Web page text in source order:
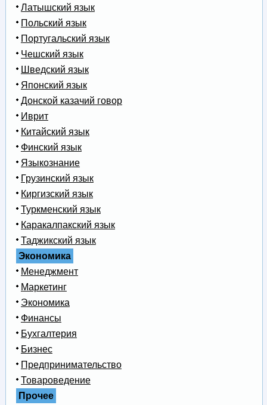
Латышский язык
Польский язык
Португальский язык
Чешский язык
Шведский язык
Японский язык
Донской казачий говор
Иврит
Китайский язык
Финский язык
Языкознание
Грузинский язык
Киргизский язык
Туркменский язык
Каракалпакский язык
Таджикский язык
Экономика
Менеджмент
Маркетинг
Экономика
Финансы
Бухгалтерия
Бизнес
Предпринимательство
Товароведение
Прочее